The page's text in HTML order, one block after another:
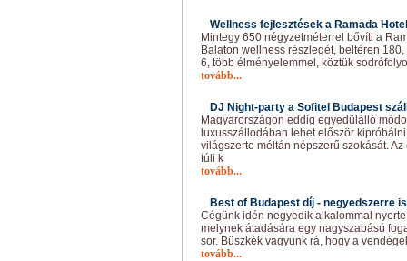
Wellness fejlesztések a Ramada
Mintegy 650 négyzetméterrel bővíti a
Balaton wellness részlegét, beltéren
6, több élményelemmel, köztük
tovább...
DJ Night-party a Sofitel Budapest
Magyarországon eddig egyedülálló
luxusszállodában lehet először
világszerte méltán népszerű szokását.
túli k
tovább...
Best of Budapest díj - negyedszerre
Cégünk idén negyedik alkalommal
melynek átadására egy nagyszabású
sor. Büszkék vagyunk rá, hogy a
tovább...